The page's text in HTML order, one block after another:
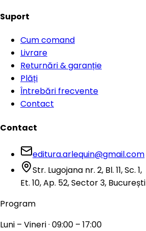
Suport
Cum comand
Livrare
Returnări & garanție
Plăți
Întrebări frecvente
Contact
Contact
editura.arlequin@gmail.com
Str. Lugojana nr. 2, Bl. 11, Sc. 1,
Et. 10, Ap. 52, Sector 3, București
Program
Luni – Vineri · 09:00 – 17:00